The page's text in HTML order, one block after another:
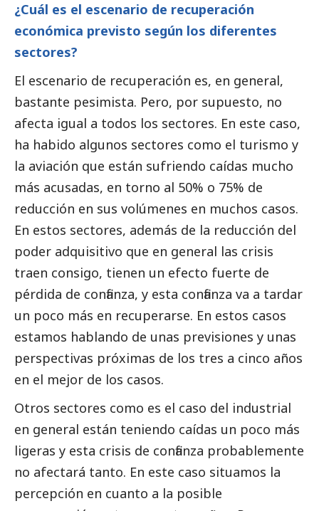
¿Cuál es el escenario de recuperación
económica previsto según los diferentes
sectores?
El escenario de recuperación es, en general,
bastante pesimista. Pero, por supuesto, no
afecta igual a todos los sectores. En este caso,
ha habido algunos sectores como el turismo y
la aviación que están sufriendo caídas mucho
más acusadas, en torno al 50% o 75% de
reducción en sus volúmenes en muchos casos.
En estos sectores, además de la reducción del
poder adquisitivo que en general las crisis
traen consigo, tienen un efecto fuerte de
pérdida de confianza, y esta confianza va a tardar
un poco más en recuperarse. En estos casos
estamos hablando de unas previsiones y unas
perspectivas próximas de los tres a cinco años
en el mejor de los casos.
Otros sectores como es el caso del industrial
en general están teniendo caídas un poco más
ligeras y esta crisis de confianza probablemente
no afectará tanto. En este caso situamos la
percepción en cuanto a la posible